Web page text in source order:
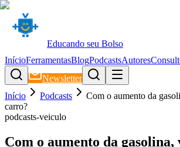
Educando seu Bolso
InícioFerramentasBlogPodcastsAutores
Newsletter
Início
Podcasts
Com o aumento da
carro?
podcasts-veiculo
Com o aumento da gasolina,